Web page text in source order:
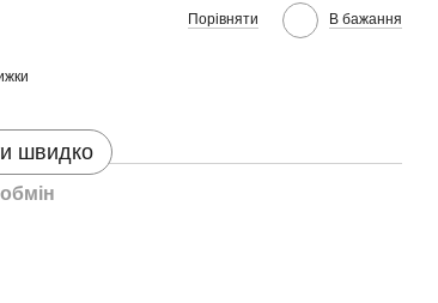
Порівняти В бажання
швидко